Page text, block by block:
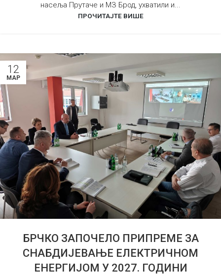
насеља Прутаче и МЗ Брод, ухватили и...
ПРОЧИТАЈТЕ ВИШЕ
12
МАР
БРЧКО ЗАПОЧЕЛО ПРИПРЕМЕ ЗА
СНАБДИЈЕВАЊЕ ЕЛЕКТРИЧНОМ
ЕНЕРГИЈОМ У 2027. ГОДИНИ